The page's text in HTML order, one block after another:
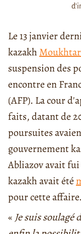
Le 13 janvier
kazakh
suspension des
encontre en
(AFP). La cour
faits, datant de
poursuites
gouvernement
Abliazov avait fui
kazakh avait été
pour cette affaire.
« Je suis soulagé